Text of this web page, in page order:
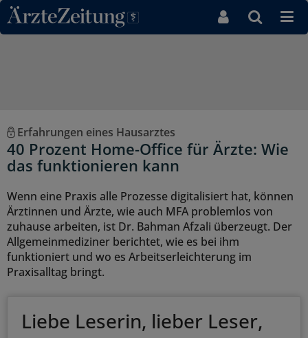
Direkt zum Inhaltsbereich
Erfahrungen eines Hausarztes
40 Prozent Home-Office für Ärzte: Wie
das funktionieren kann
Wenn eine Praxis alle Prozesse digitalisiert hat, können
Ärztinnen und Ärzte, wie auch MFA problemlos von
zuhause arbeiten, ist Dr. Bahman Afzali überzeugt. Der
Allgemeinmediziner berichtet, wie es bei ihm
funktioniert und wo es Arbeitserleichterung im
Praxisalltag bringt.
Liebe Leserin, lieber Leser,